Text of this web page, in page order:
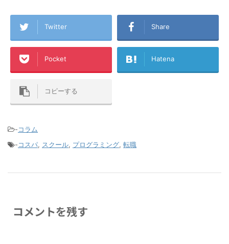
Twitter Share
Pocket Hatena
コピーする
-コラム
-コスパ, スクール, プログラミング, 転職
コメントを残す